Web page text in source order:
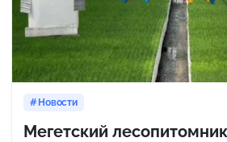
Новости
Мегетский лесопитомник